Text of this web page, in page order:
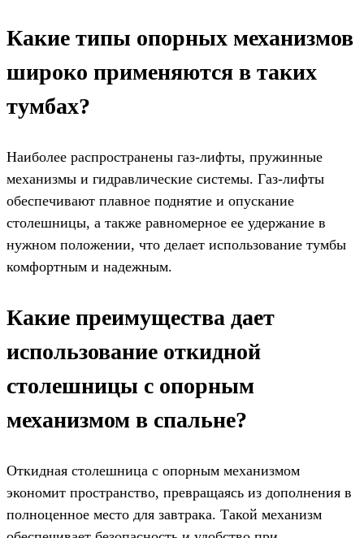
Какие типы опорных механизмов
широко применяются в таких
тумбах?
Наиболее распространены газ-лифты, пружинные
механизмы и гидравлические системы. Газ-лифты
обеспечивают плавное поднятие и опускание
столешницы, а также равномерное ее удержание в
нужном положении, что делает использование тумбы
комфортным и надежным.
Какие преимущества дает
использование откидной
столешницы с опорным
механизмом в спальне?
Откидная столешница с опорным механизмом
экономит пространство, превращаясь из дополнения в
полноценное место для завтрака. Такой механизм